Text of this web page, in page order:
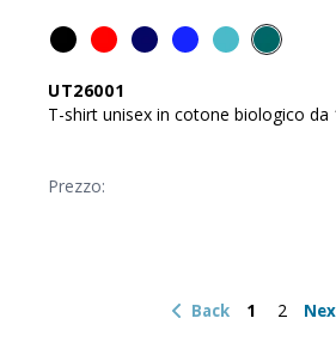
UT26001
T-shirt unisex in cotone biologico da
Prezzo:
Back 1 2